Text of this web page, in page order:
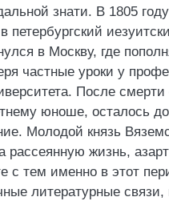
знати. В 1805
петербургский
в Москву, где
частные уроки у
После
юноше, осталось
Молодой князь
рассеянную жизнь,
с тем именно в этот
литературные связи,